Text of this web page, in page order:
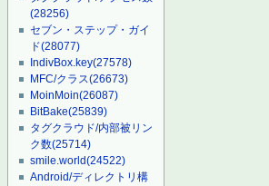
(28256)
セブン・ステップ・ガイ
ド(28077)
IndivBox.key(27578)
MFC/クラス(26673)
MoinMoin(26087)
BitBake(25839)
タグクラウド/内部被リン
ク数(25714)
smile.world(24522)
Android/ディレクトリ構